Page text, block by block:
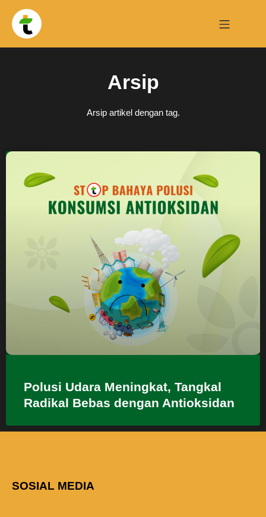
Arsip
Arsip artikel dengan tag.
Polusi Udara Meningkat, Tangkal
Radikal Bebas dengan Antioksidan
SOSIAL MEDIA